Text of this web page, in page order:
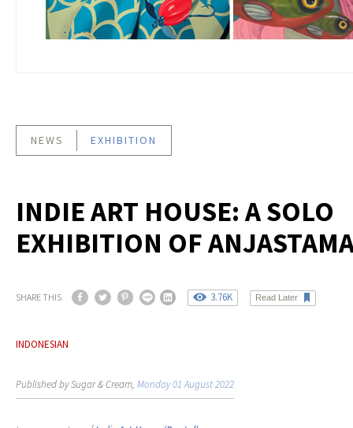
NEWS EXHIBITION
INDIE ART HOUSE: A SOLO
EXHIBITION OF
SHARE THIS 3.76K Read Later
INDONESIAN
Published by Sugar & Cream, Monday 01 August 2022